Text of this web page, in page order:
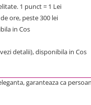
1 punct = 1 Lei
de ore, peste 300 lei
in Cos
detalii), disponibila in Cos
garanteaza ca